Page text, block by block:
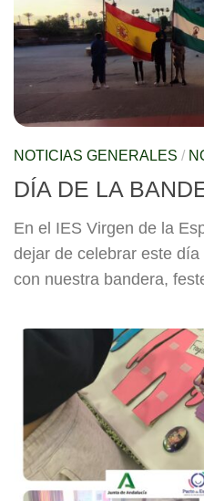
NOTICIAS GENERALES /
DÍA DE LA
En el IES Virgen de la
dejar de celebrar este
con nuestra bandera,